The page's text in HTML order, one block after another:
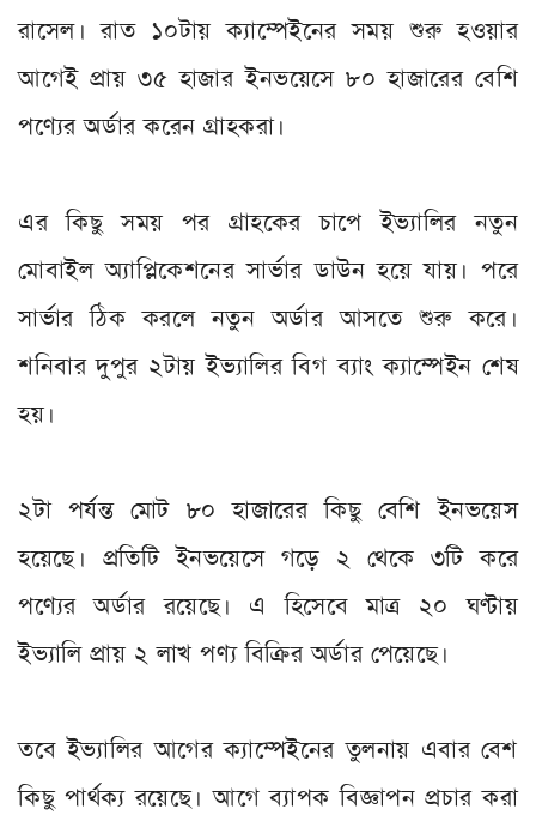
রাসেল। রাত ১০টায় ক্যাম্পেইনের সময় শুরু হওয়ার
আগেই প্রায় ৩৫ হাজার ইনভয়েসে ৮০ হাজারের বেশি
পণ্যের অর্ডার করেন গ্রাহকরা।
এর কিছু সময় পর গ্রাহকের চাপে ইভ্যালির নতুন
মোবাইল অ্যাপ্লিকেশনের সার্ভার ডাউন হয়ে যায়। পরে
সার্ভার ঠিক করলে নতুন অর্ডার আসতে শুরু করে।
শনিবার দুপুর ২টায় ইভ্যালির বিগ ব্যাং ক্যাম্পেইন শেষ
হয়।
২টা পর্যন্ত মোট ৮০ হাজারের কিছু বেশি ইনভয়েস
হয়েছে। প্রতিটি ইনভয়েসে গড়ে ২ থেকে ৩টি করে
পণ্যের অর্ডার রয়েছে। এ হিসেবে মাত্র ২০ ঘণ্টায়
ইভ্যালি প্রায় ২ লাখ পণ্য বিক্রির অর্ডার পেয়েছে।
তবে ইভ্যালির আগের ক্যাম্পেইনের তুলনায় এবার বেশ
কিছু পার্থক্য রয়েছে। আগে ব্যাপক বিজ্ঞাপন প্রচার করা